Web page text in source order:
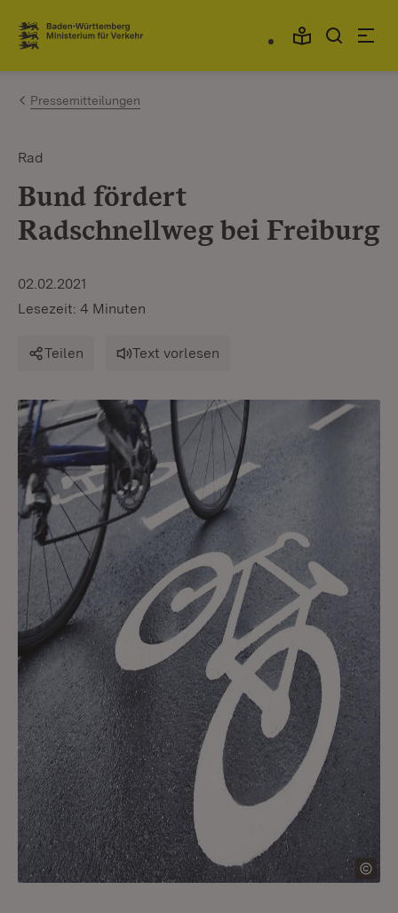
Zum Inhalt springen
Link zur Startseite
Pressemitteilungen
Rad
Bund fördert
Radschnellweg bei Freiburg
02.02.2021
Lesezeit: 4 Minuten
Teilen Text vorlesen